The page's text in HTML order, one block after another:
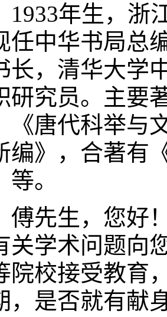
1933年生，浙
任中华书局总
长，清华大学
研究员。主要
《唐代科举与
编》，合著有
。
傅先生，您好
关学术问题向
院校接受教育
，是否就有献